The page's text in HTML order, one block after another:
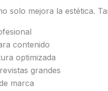
solo mejora la estética.
contenido
optimizada
grandes
marca